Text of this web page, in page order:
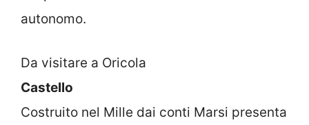
autonomo.
Da visitare a Oricola
Castello
Costruito nel Mille dai conti Marsi presenta